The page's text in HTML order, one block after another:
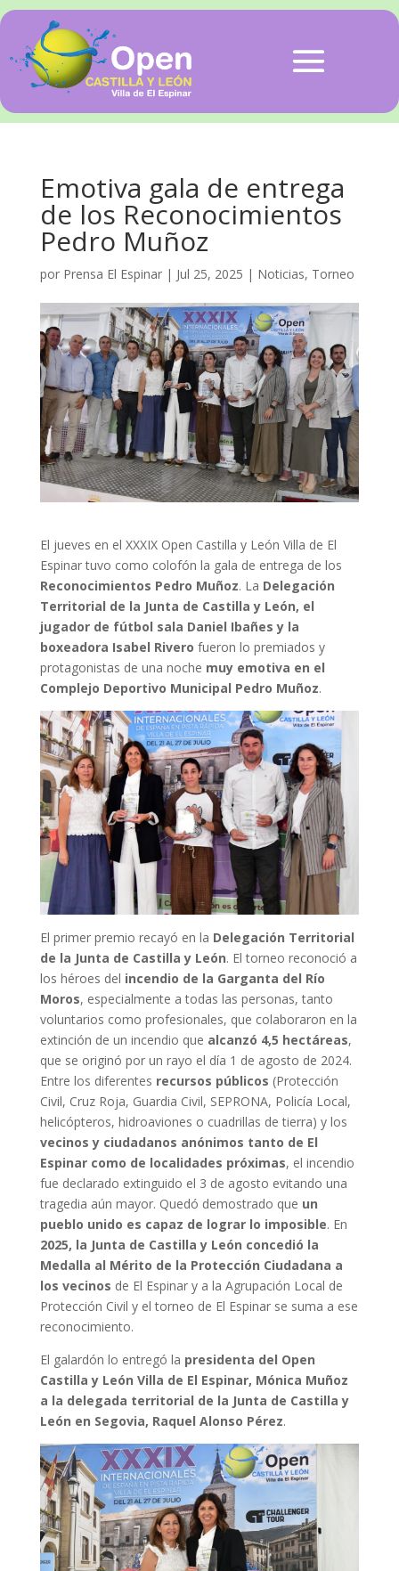
Emotiva gala de entrega
de los Reconocimientos
Pedro Muñoz
por Prensa El Espinar| Jul 25, 2025 | Noticias, Torneo
El jueves en el XXXIX Open Castilla y León Villa de El
Espinar tuvo como colofón la gala de entrega de los
Reconocimientos Pedro Muñoz. La Delegación
Territorial de la Junta de Castilla y León, el
jugador de fútbol sala Daniel Ibañes y la
boxeadora Isabel Rivero fueron lo premiados y
protagonistas de una noche muy emotiva en el
Complejo Deportivo Municipal Pedro Muñoz.
El primer premio recayó en la Delegación Territorial
de la Junta de Castilla y León. El torneo reconoció a
los héroes del incendio de la Garganta del Río
Moros, especialmente a todas las personas, tanto
voluntarios como profesionales, que colaboraron en la
extinción de un incendio que alcanzó 4,5 hectáreas,
que se originó por un rayo el día 1 de agosto de 2024.
Entre los diferentes recursos públicos (Protección
Civil, Cruz Roja, Guardia Civil, SEPRONA, Policía Local,
helicópteros, hidroaviones o cuadrillas de tierra) y los
vecinos y ciudadanos anónimos tanto de El
Espinar como de localidades próximas, el incendio
fue declarado extinguido el 3 de agosto evitando una
tragedia aún mayor. Quedó demostrado que un
pueblo unido es capaz de lograr lo imposible. En
2025, la Junta de Castilla y León concedió la
Medalla al Mérito de la Protección Ciudadana a
los vecinos de El Espinar y a la Agrupación Local de
Protección Civil y el torneo de El Espinar se suma a ese
reconocimiento.
El galardón lo entregó la presidenta del Open
Castilla y León Villa de El Espinar, Mónica Muñoz
a la delegada territorial de la Junta de Castilla y
León en Segovia, Raquel Alonso Pérez.